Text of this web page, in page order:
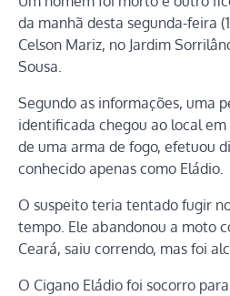
da manhã desta segunda-feira
Celson Mariz, no Jardim
Sousa.
Segundo as informações, uma
identificada chegou ao local em
de uma arma de fogo, efetuou
conhecido apenas como Eládio.
O suspeito teria tentado fugir
tempo. Ele abandonou a moto
Ceará, saiu correndo, mas foi
O Cigano Eládio foi socorro